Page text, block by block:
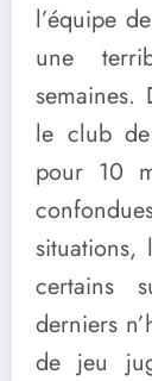
l’équipe de
une
semaines.
le club
pour 10
situations,
certains
derniers
de jeu